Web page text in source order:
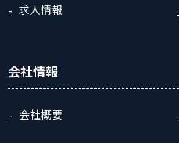
求人情報
会社情報
会社概要